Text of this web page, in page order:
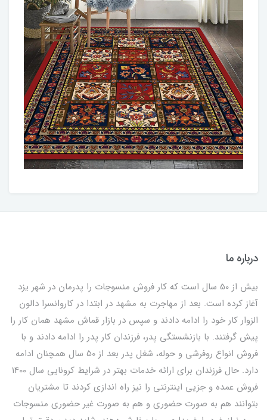
درباره ما
بیش از 50 سال است که کار فروش منسوجات را پدرمان در شهر یزد
آغاز کرده است. بعد از مهاجرت به مشهد در ابتدا در کاروانسرا دالون
الزوار کار خود را ادامه دادند و سپس در بازار قماش مشهد همان کار را
پیش گرفتند. با بازنشستگی پدر، فرزندان کار پدر را ادامه دادند و با
فروش انواع روفرشی و حوله، شغل پدر بعد از 50 سال همچنان ادامه
دارد. حال فرزندان برای ارائه خدمات بهتر در شرایط کرونایی سال 1400
فروش عمده و جزیی اینترنتی را نیز راه اندازی کردند تا مشتریان
بتوانند هم به صورت حضوری و هم به صورت غیر حضوری منسوجات